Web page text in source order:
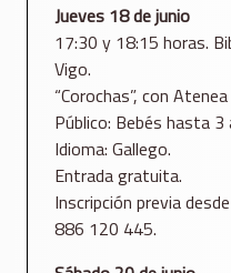
Jueves 18 de junio
17:30 y 18:15 horas.
Vigo.
“Corochas”, con
Público: Bebés hasta 3
Idioma: Gallego.
Entrada gratuita.
Inscripción previa
886 120 445.